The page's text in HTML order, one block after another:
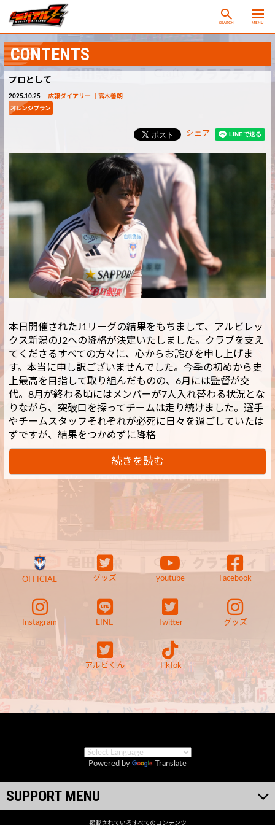
SEARCH MENU
CONTENTS
プロとして
2025.10.25 広報ダイアリー 高木善朗
シェア
本日開催されたJ1リーグの結果をもちまして、アルビレッ
クス新潟のJ2への降格が決定いたしました。クラブを支え
てくださるすべての方々に、心からお詫びを申し上げま
す。本当に申し訳ございませんでした。今季の初めから史
上最高を目指して取り組んだものの、6月には監督が交
代。8月が終わる頃にはメンバーが7人入れ替わる状況とな
りながら、突破口を探ってチームは走り続けました。選手
やチームスタッフそれぞれが必死に日々を過ごしていたは
ずですが、結果をつかめずに降格
続きを読む
OFFICIAL グッズ youtube Facebook
Instagram LINE Twitter グッズ
アルビくん TikTok
Powered by Translate
SUPPORT MENU
掲載されているすべてのコンテンツ